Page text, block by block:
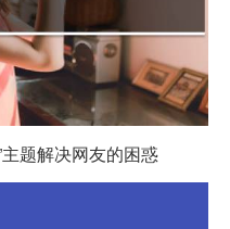
题解决网友的困惑